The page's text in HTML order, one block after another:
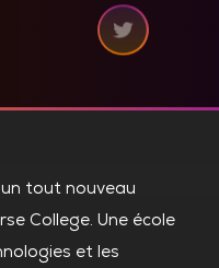
tout nouveau
College. Une école
et les